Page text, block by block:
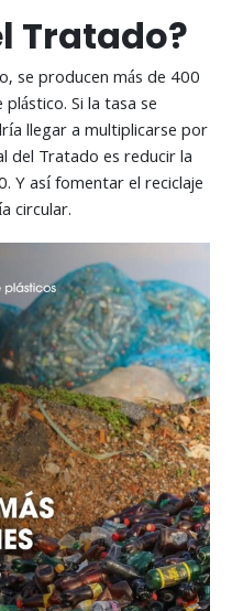
Tratado?
se producen más de 400
Si la tasa se
llegar a multiplicarse por
del Tratado es reducir la
Y así fomentar el reciclaje
circular.